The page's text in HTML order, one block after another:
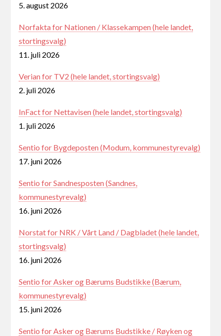
5. august 2026
Norfakta for Nationen / Klassekampen (hele landet,
stortingsvalg)
11. juli 2026
Verian for TV2 (hele landet, stortingsvalg)
2. juli 2026
InFact for Nettavisen (hele landet, stortingsvalg)
1. juli 2026
Sentio for Bygdeposten (Modum, kommunestyrevalg)
17. juni 2026
Sentio for Sandnesposten (Sandnes,
kommunestyrevalg)
16. juni 2026
Norstat for NRK / Vårt Land / Dagbladet (hele landet,
stortingsvalg)
16. juni 2026
Sentio for Asker og Bærums Budstikke (Bærum,
kommunestyrevalg)
15. juni 2026
Sentio for Asker og Bærums Budstikke / Røyken og